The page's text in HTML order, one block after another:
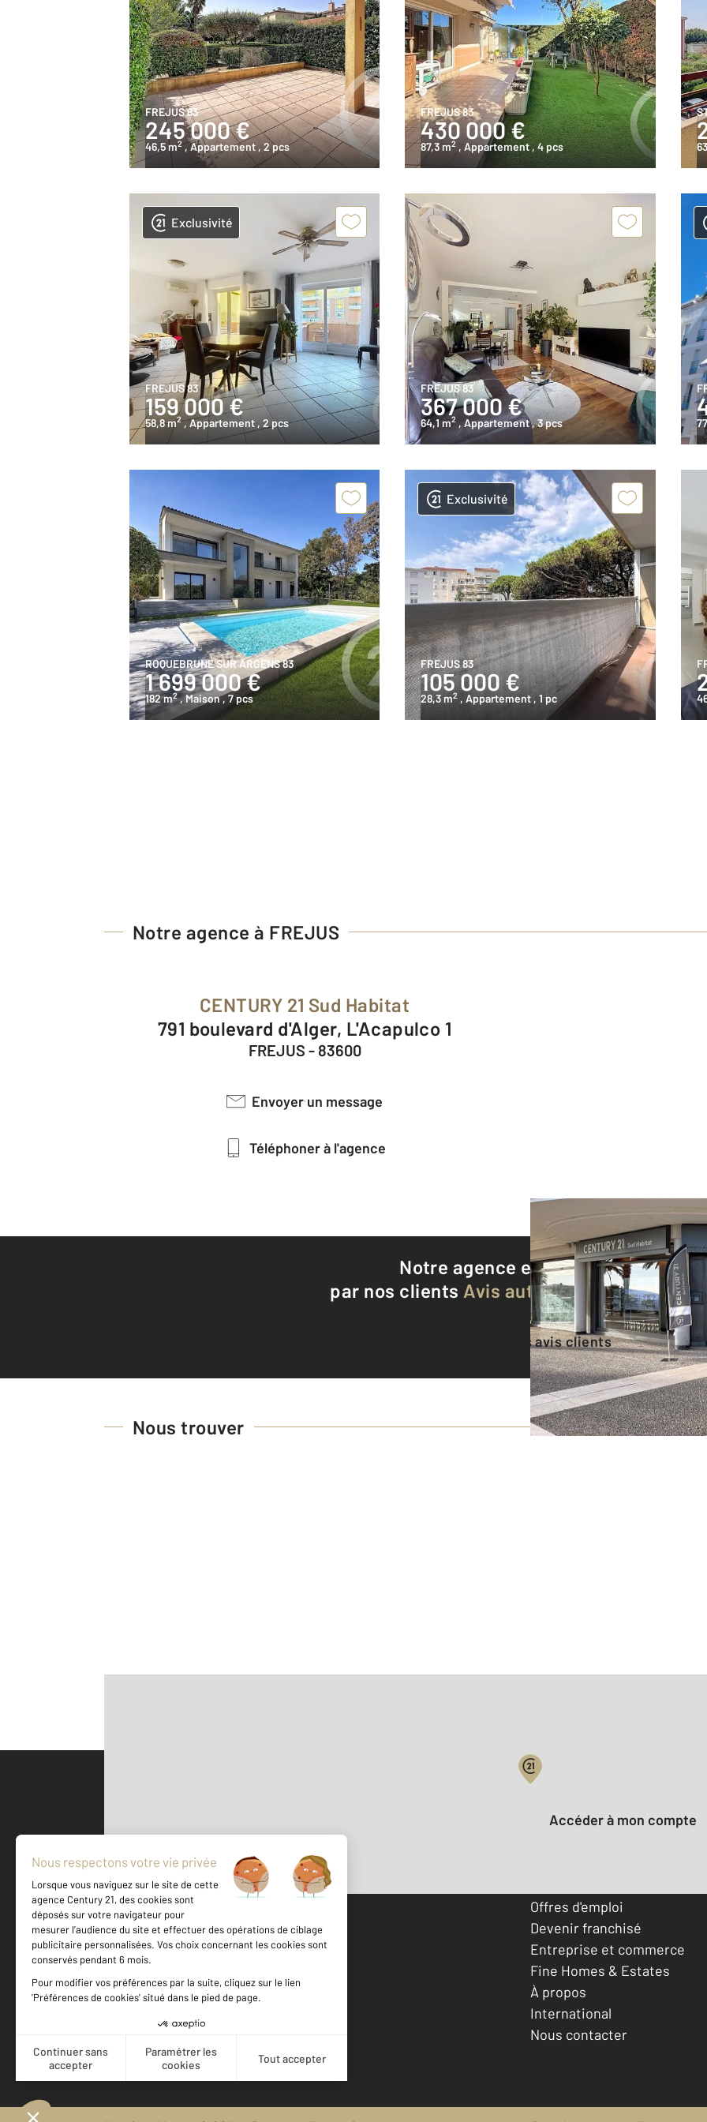
FREJUS 83
245 000 €
46,5 m2 , Appartement, 2 pcs
FREJUS 83
430 000 €
87,3 m2 , Appartement , 4 pcs
Exclusivité
FREJUS 83
159 000 €
58,8 m2 , Appartement , 2 pcs
FREJUS 83
367 000 €
64,1 m2 , Appartement, 3 pcs
ROQUEBRUNE SUR ARGENS 83
1 699 000 €
182 m2 , Maison, 7 pcs
Exclusivité
FREJUS 83
105 000 €
28,3 m2 , Appartement , 1 pc
Notre agence à FREJUS
CENTURY 21 Sud Habitat
791 boulevard d'Alger, L'Acapulco 1
FREJUS - 83600
Envoyer un message
Téléphoner à l'agence
Notre agence est notée9,5/10
par nos clients Avis authentifiés par
Voir tous les avis clients
Nous trouver
500 m ©Mappy
Votre compte :
Accéder à mon compte
Votre agence est notée
Achat
Offres d'emploi
Devenir franchisé
Entreprise et commerce
Fine Homes & Estates
À propos
International
Nous contacter